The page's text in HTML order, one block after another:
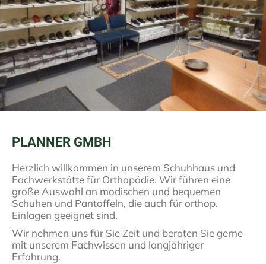
PLANNER GMBH
Herzlich willkommen in unserem Schuhhaus und
Fachwerkstätte für Orthopädie. Wir führen eine
große Auswahl an modischen und bequemen
Schuhen und Pantoffeln, die auch für orthop.
Einlagen geeignet sind.
Wir nehmen uns für Sie Zeit und beraten Sie gerne
mit unserem Fachwissen und langjähriger
Erfahrung.